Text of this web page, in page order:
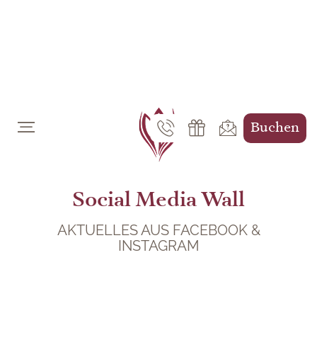
Buchen
Social Media Wall
AKTUELLES AUS FACEBOOK &
INSTAGRAM